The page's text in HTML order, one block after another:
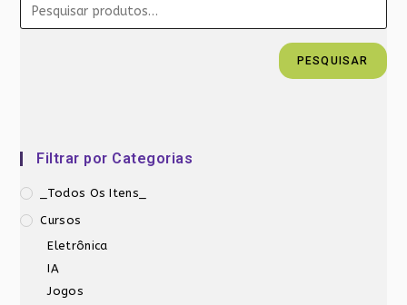
PESQUISAR
Filtrar por Categorias
_Todos Os Itens_
Cursos
Eletrônica
IA
Jogos